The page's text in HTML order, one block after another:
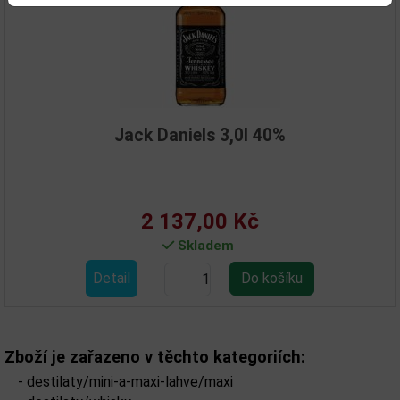
Jack Daniels 3,0l 40%
2 137,00 Kč
Skladem
Detail
Zboží je zařazeno v těchto kategoriích:
- destilaty/mini-a-maxi-lahve/maxi